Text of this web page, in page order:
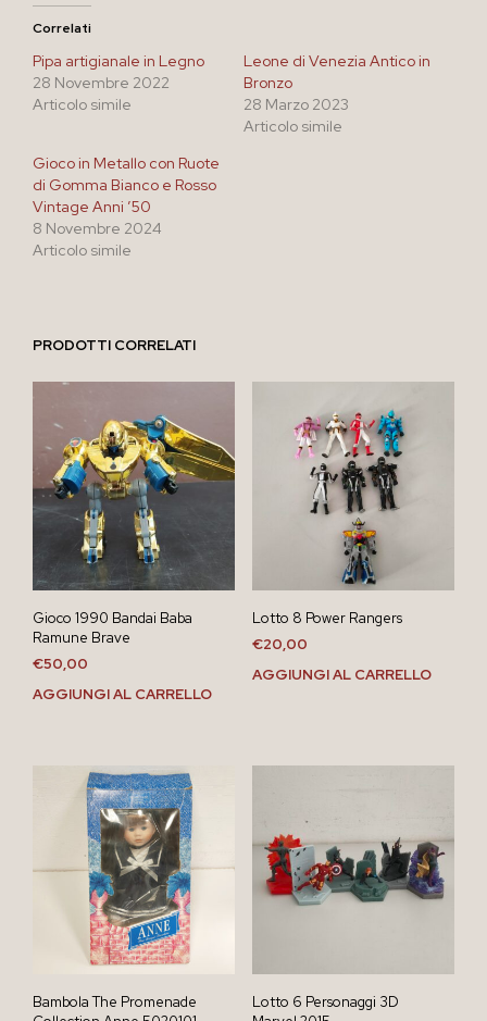
Correlati
Pipa artigianale in Legno
28 Novembre 2022
Articolo simile
Leone di Venezia Antico in
Bronzo
28 Marzo 2023
Articolo simile
Gioco in Metallo con Ruote
di Gomma Bianco e Rosso
Vintage Anni ’50
8 Novembre 2024
Articolo simile
PRODOTTI CORRELATI
Gioco 1990 Bandai Baba
Ramune Brave
€50,00
AGGIUNGI AL CARRELLO
Lotto 8 Power Rangers
€20,00
AGGIUNGI AL CARRELLO
Bambola The Promenade
Lotto 6 Personaggi 3D